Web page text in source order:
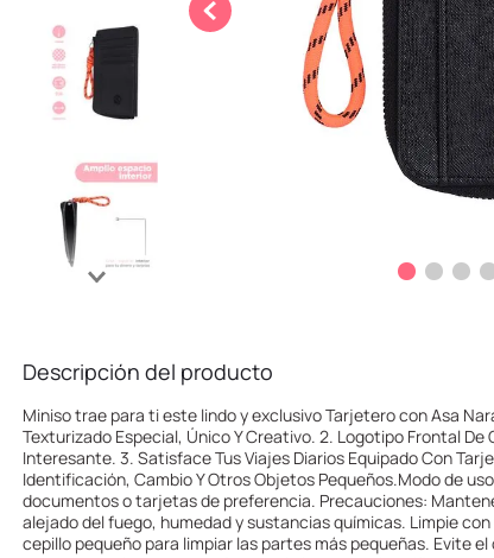
Descripción del producto
Miniso trae para ti este lindo y exclusivo Tarjetero con Asa
Texturizado Especial, Único Y Creativo. 2. Logotipo Frontal De
Interesante. 3. Satisface Tus Viajes Diarios Equipado Con
Identificación, Cambio Y Otros Objetos Pequeños.Modo de
documentos o tarjetas de preferencia. Precauciones:
alejado del fuego, humedad y sustancias químicas. Limpie
cepillo pequeño para limpiar las partes más pequeñas. Evite
.